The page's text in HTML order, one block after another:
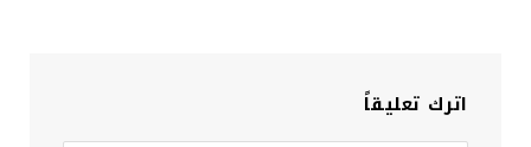
اترك تعليقاً